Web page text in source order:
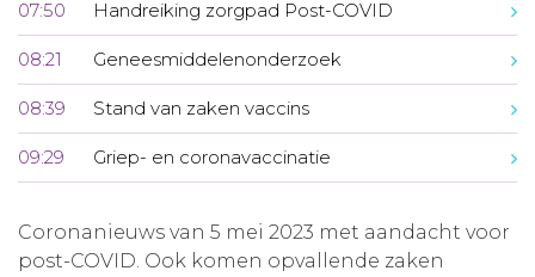
07:50 Handreiking zorgpad Post-COVID
08:21 Geneesmiddelenonderzoek
08:39 Stand van zaken vaccins
09:29 Griep- en coronavaccinatie
Coronanieuws van 5 mei 2023 met aandacht voor
post-COVID. Ook komen opvallende zaken